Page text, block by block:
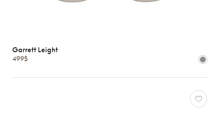
Garrett Leight
499$